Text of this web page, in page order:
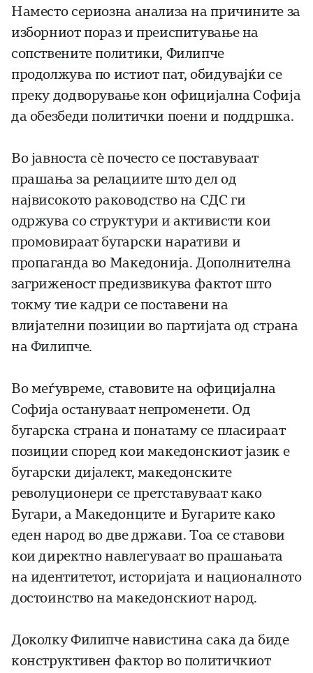
Наместо сериозна анализа на причините за
изборниот пораз и преиспитување на
сопствените политики, Филипче
продолжува по истиот пат, обидувајќи се
преку додворување кон официјална Софија
да обезбеди политички поени и поддршка.
Во јавноста сѐ почесто се поставуваат
прашања за релациите што дел од
највисокото раководство на СДС ги
одржува со структури и активисти кои
промовираат бугарски наративи и
пропаганда во Македонија. Дополнителна
загриженост предизвикува фактот што
токму тие кадри се поставени на
влијателни позиции во партијата од страна
на Филипче.
Во меѓувреме, ставовите на официјална
Софија остануваат непроменети. Од
бугарска страна и понатаму се пласираат
позиции според кои македонскиот јазик е
бугарски дијалект, македонските
револуционери се претставуваат како
Бугари, а Македонците и Бугарите како
еден народ во две држави. Тоа се ставови
кои директно навлегуваат во прашањата
на идентитетот, историјата и националното
достоинство на македонскиот народ.
Доколку Филипче навистина сака да биде
конструктивен фактор во политичкиот